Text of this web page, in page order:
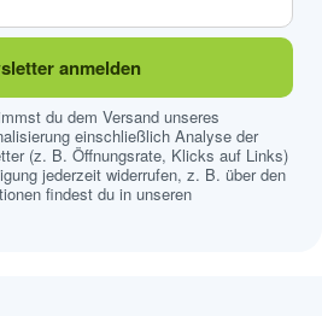
anmelden
du dem Versand unseres
einschließlich Analyse der
(z. B. Öffnungsrate, Klicks auf Links)
jederzeit widerrufen, z. B. über den
findest du in unseren